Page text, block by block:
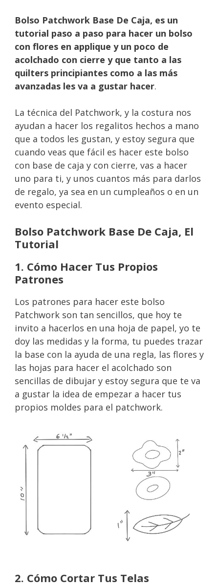
Bolso Patchwork Base De Caja, es un
tutorial paso a paso para hacer un bolso
con flores en applique y un poco de
acolchado con cierre y que tanto a las
quilters principiantes como a las más
avanzadas les va a gustar hacer.
La técnica del Patchwork, y la costura nos
ayudan a hacer los regalitos hechos a mano
que a todos les gustan, y estoy segura que
cuando veas que fácil es hacer este bolso
con base de caja y con cierre, vas a hacer
uno para ti, y unos cuantos más para darlos
de regalo, ya sea en un cumpleaños o en un
evento especial.
Bolso Patchwork Base De Caja, El
Tutorial
1. Cómo Hacer Tus Propios
Patrones
Los patrones para hacer este bolso
Patchwork son tan sencillos, que hoy te
invito a hacerlos en una hoja de papel, yo te
doy las medidas y la forma, tu puedes trazar
la base con la ayuda de una regla, las flores y
las hojas para hacer el acolchado son
sencillas de dibujar y estoy segura que te va
a gustar la idea de empezar a hacer tus
propios moldes para el patchwork.
2. Cómo Cortar Tus Telas